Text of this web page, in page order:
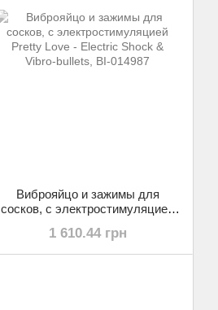
Виброяйцо и зажимы для
сосков, с электростимуляцией
Vibro-bullets, BI-014987
1 610.44 грн